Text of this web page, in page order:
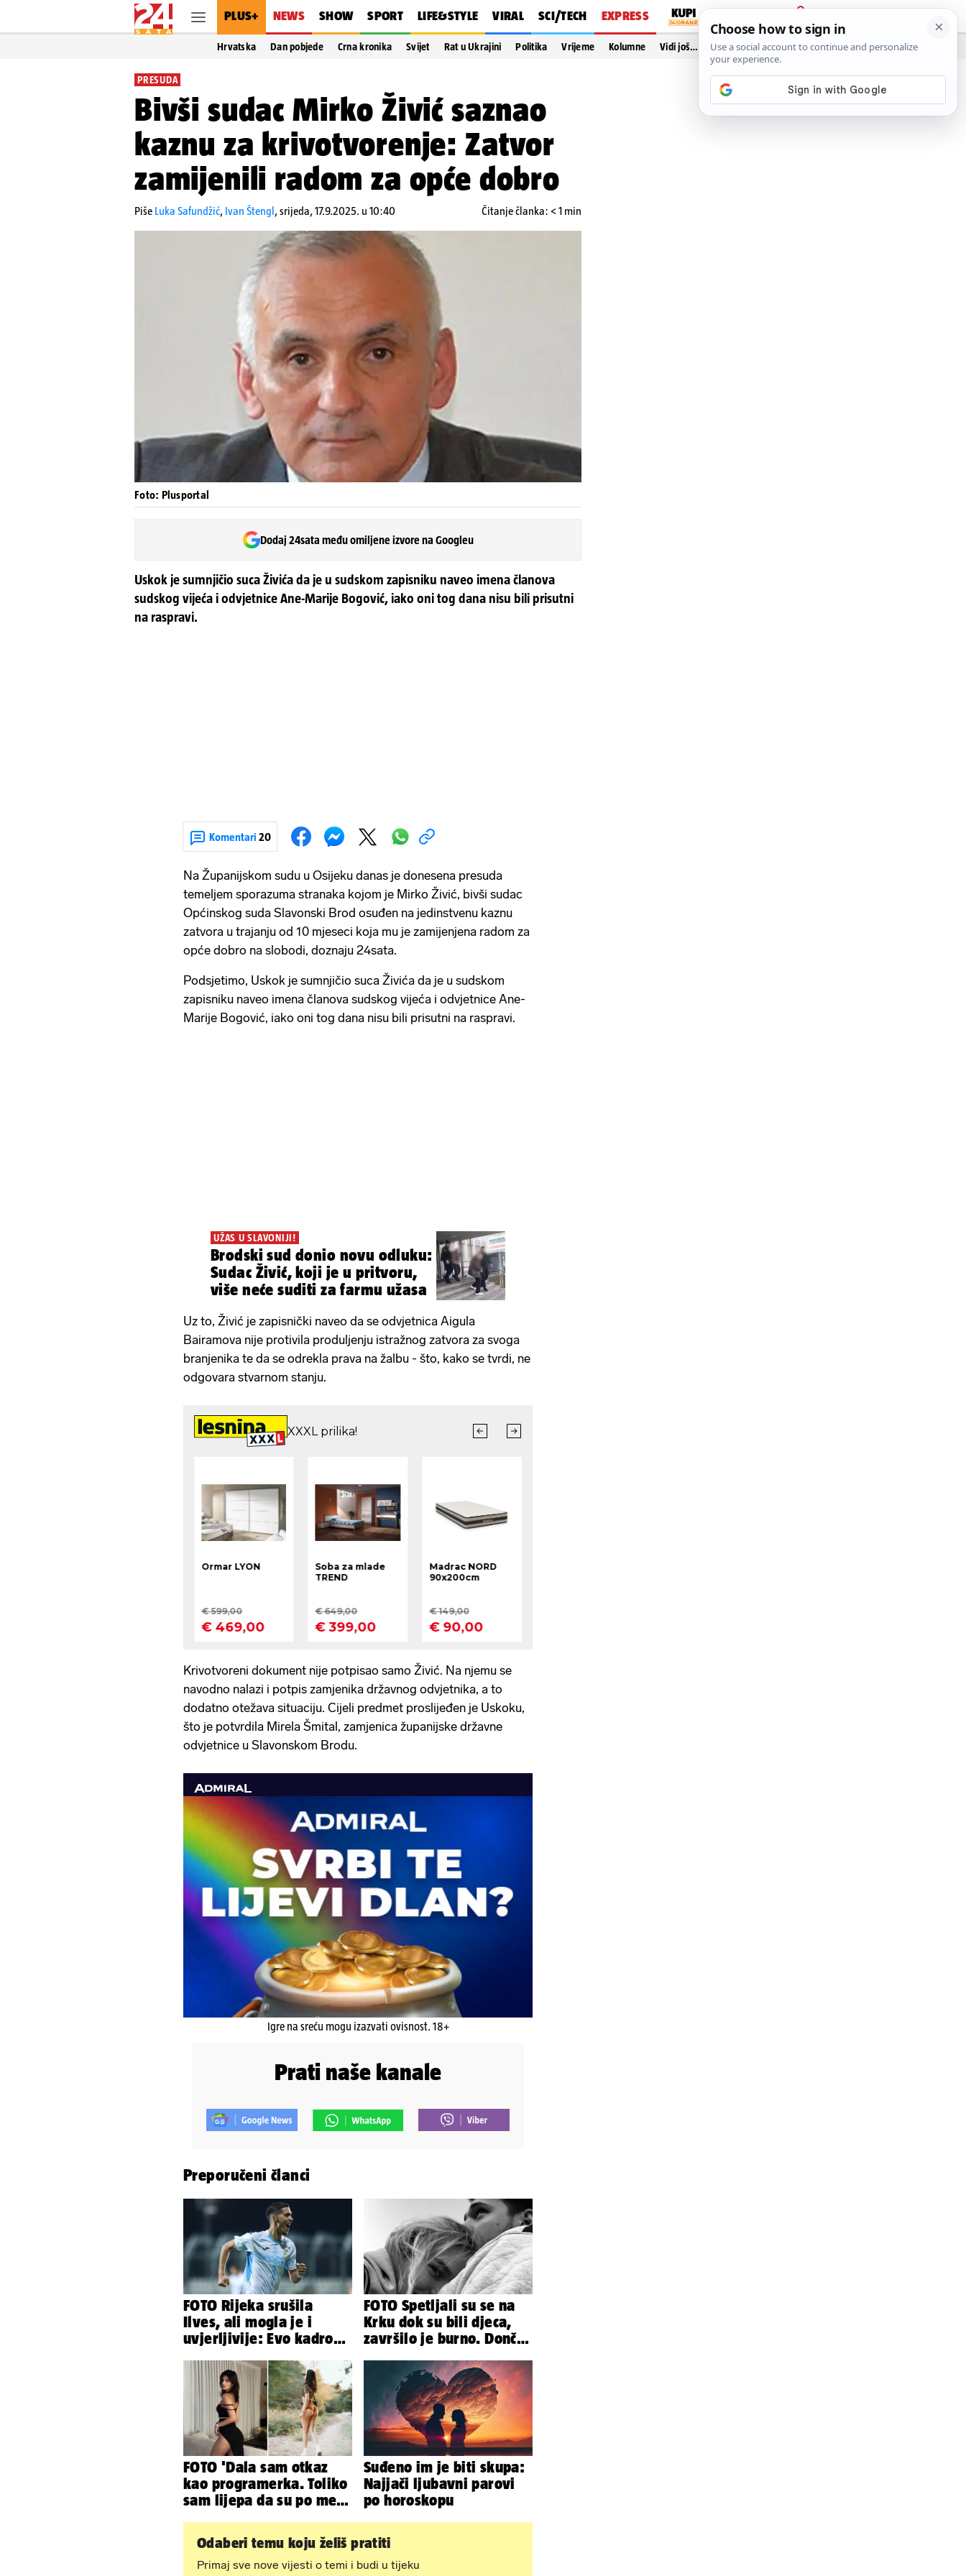
PLUS+ NEWS SHOW SPORT LIFE&STYLE VIRAL SCI/TECH EXPRESS
PRIJAVA
Hrvatska Dan pobjede Crna kronika Svijet Rat u Ukrajini Politika Vrijeme Kolumne Vidi još…
PRESUDA
Bivši sudac Mirko Živić saznao
kaznu za krivotvorenje: Zatvor
zamijenili radom za opće dobro
Piše Luka Safundžić, Ivan Štengl,srijeda, 17.9.2025. u 10:40 Čitanje članka: < 1 min
Foto: Plusportal
Dodaj 24sata među omiljene izvore na Googleu
Uskok je sumnjičio suca Živića da je u sudskom zapisniku naveo imena članova
sudskog vijeća i odvjetnice Ane-Marije Bogović, iako oni tog dana nisu bili prisutni
na raspravi.
Komentari 20
Na Županijskom sudu u Osijeku danas je donesena presuda
temeljem sporazuma stranaka kojom je Mirko Živić, bivši sudac
Općinskog suda Slavonski Brod osuđen na jedinstvenu kaznu
zatvora u trajanju od 10 mjeseci koja mu je zamijenjena radom za
opće dobro na slobodi, doznaju 24sata.
Podsjetimo, Uskok je sumnjičio suca Živića da je u sudskom
zapisniku naveo imena članova sudskog vijeća i odvjetnice Ane-
Marije Bogović, iako oni tog dana nisu bili prisutni na raspravi.
UŽAS U SLAVONIJI!
Brodski sud donio novu odluku:
Sudac Živić, koji je u pritvoru,
više neće suditi za farmu užasa
Uz to, Živić je zapisnički naveo da se odvjetnica Aigula
Bairamova nije protivila produljenju istražnog zatvora za svoga
branjenika te da se odrekla prava na žalbu - što, kako se tvrdi, ne
odgovara stvarnom stanju.
Krivotvoreni dokument nije potpisao samo Živić. Na njemu se
navodno nalazi i potpis zamjenika državnog odvjetnika, a to
dodatno otežava situaciju. Cijeli predmet proslijeđen je Uskoku,
što je potvrdila Mirela Šmital, zamjenica županijske državne
odvjetnice u Slavonskom Brodu.
Igre na sreću mogu izazvati ovisnost. 18+
Prati naše kanale
Preporučeni članci
FOTO Rijeka srušila
Ilves, ali mogla je i
uvjerljivije: Evo kadrova
FOTO Spetljali su se na
Krku dok su bili djeca,
završilo je burno. Dončić
FOTO 'Dala sam otkaz
kao programerka. Toliko
sam lijepa da su po meni
Suđeno im je biti skupa:
Najjači ljubavni parovi
po horoskopu
Odaberi temu koju želiš pratiti
Primaj sve nove vijesti o temi i budi u tijeku